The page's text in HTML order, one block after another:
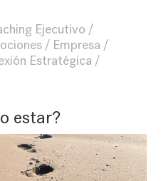
Ejecutivo
Empresa
Estratégica
estar?